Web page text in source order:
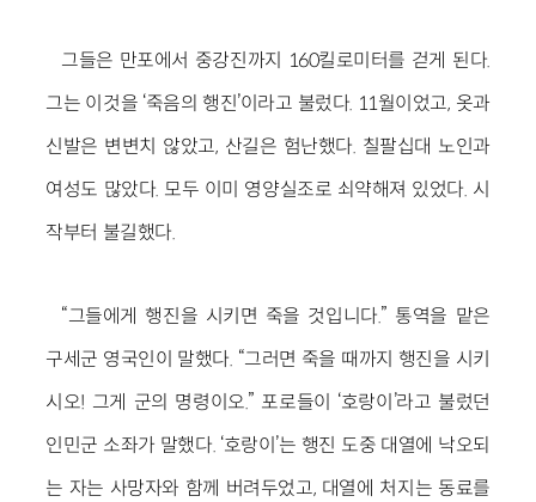
그들은 만포에서 중강진까지 160킬로미터를 걷게 된다.
그는 이것을 ‘죽음의 행진’이라고 불렀다. 11월이었고, 옷과
신발은 변변치 않았고, 산길은 험난했다. 칠팔십대 노인과
여성도 많았다. 모두 이미 영양실조로 쇠약해져 있었다. 시
작부터 불길했다.
“그들에게 행진을 시키면 죽을 것입니다.” 통역을 맡은
구세군 영국인이 말했다. “그러면 죽을 때까지 행진을 시키
시오! 그게 군의 명령이오.” 포로들이 ‘호랑이’라고 불렀던
인민군 소좌가 말했다. ‘호랑이’는 행진 도중 대열에 낙오되
는 자는 사망자와 함께 버려두었고, 대열에 처지는 동료를